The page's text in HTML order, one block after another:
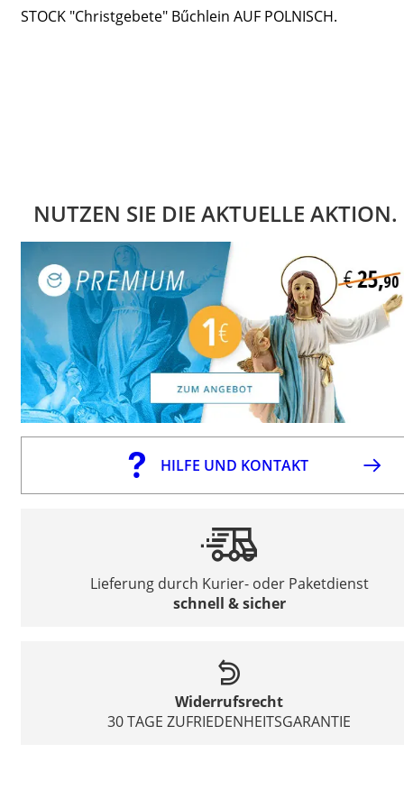
STOCK "Christgebete" Bűchlein AUF POLNISCH.
NUTZEN SIE DIE AKTUELLE AKTION.
HILFE UND KONTAKT
Lieferung durch Kurier- oder Paketdienst
schnell & sicher
Widerrufsrecht
30 TAGE ZUFRIEDENHEITSGARANTIE